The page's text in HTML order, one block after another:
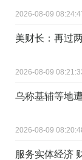
2026-08-09
美财长：再过
2026-08-09
乌称基辅等地
2026-08-09
服务实体经济